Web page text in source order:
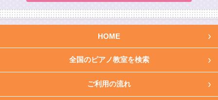
HOME
全国のピアノ教室を検索
ご利用の流れ